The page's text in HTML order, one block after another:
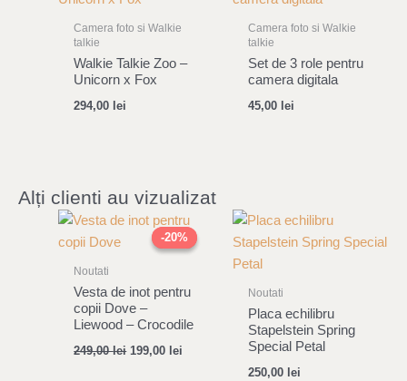
Camera foto si Walkie
talkie
Walkie Talkie Zoo –
Unicorn x Fox
294,00 lei
Camera foto si Walkie
talkie
Set de 3 role pentru
camera digitala
45,00 lei
Alți clienti au vizualizat
-20%
-20%
Noutati
Vesta de inot pentru
copii Dove –
Liewood – Crocodile
249,00lei
Original
price
was:
199,00 lei
Current
price
is:
199,00 lei.
Noutati
Placa echilibru
Stapelstein Spring
Special Petal
250,00 lei